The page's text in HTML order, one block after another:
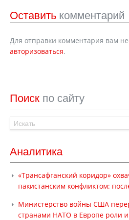
Оставить комментарий
Для отправки комментария вам
авторизоваться.
Поиск по сайту
Аналитика
«Трансафганский коридор»
пакистанским конфликтом:
Министерство войны США
странами НАТО в Европе роли и